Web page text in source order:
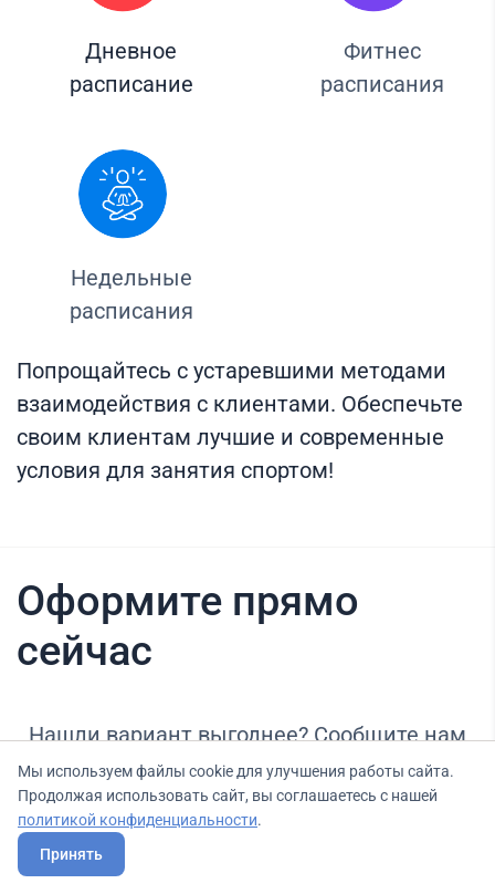
Дневное
расписание
Фитнес
расписания
Недельные
расписания
Попрощайтесь с устаревшими методами
взаимодействия с клиентами. Обеспечьте
своим клиентам лучшие и современные
условия для занятия спортом!
Оформите прямо
сейчас
Нашли вариант выгоднее? Сообщите нам
об этом, и мы подберем для Вас выгодные
условия.
Мы используем файлы cookie для улучшения работы сайта.
Продолжая использовать сайт, вы соглашаетесь с нашей
политикой конфиденциальности.
Принять